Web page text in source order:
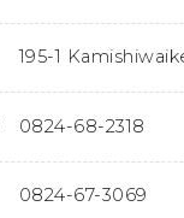
195-1
0824-68-2318
0824-67-3069